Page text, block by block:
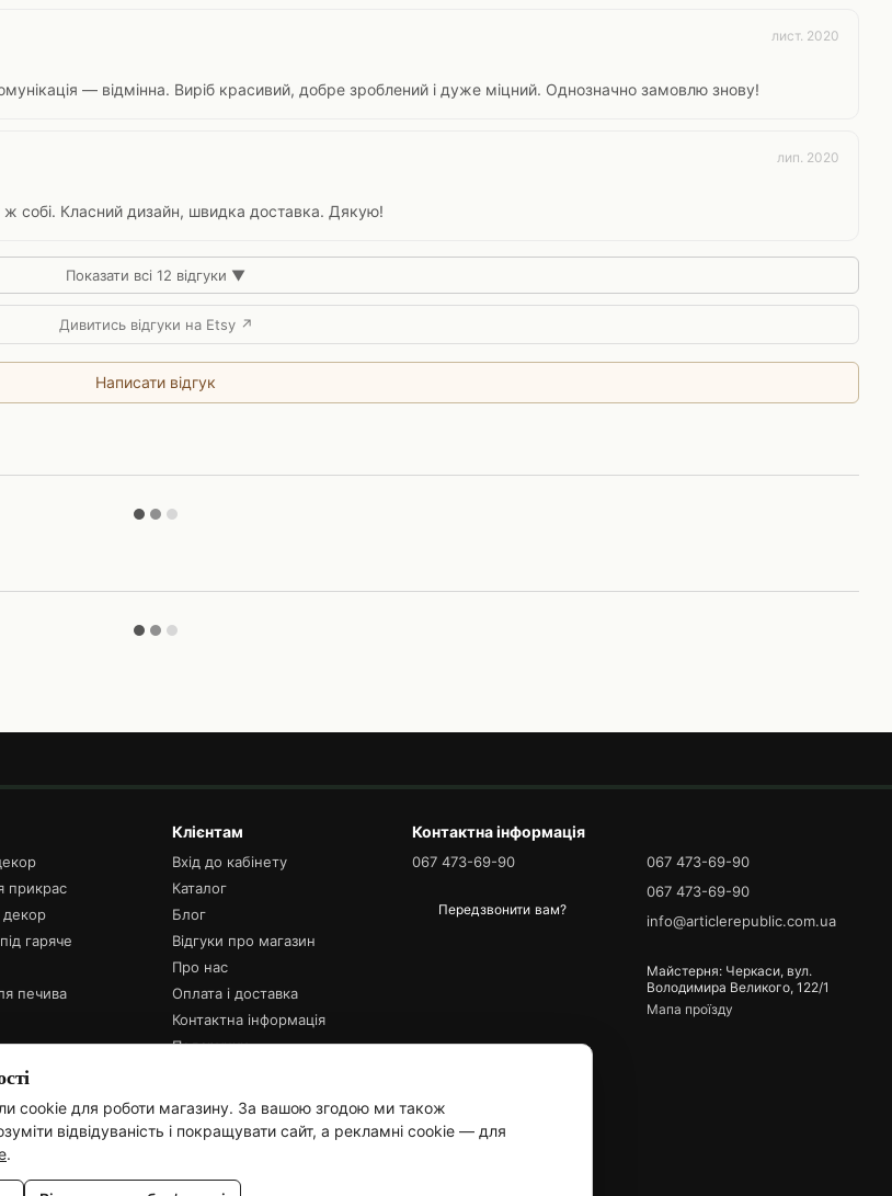
лист. 2020
— відмінна. Виріб красивий, добре зроблений і дуже міцний. Однозначно замовлю знову!
лип. 2020
собі. Класний дизайн, швидка доставка. Дякую!
Показати всі 12 відгуки ▼
Дивитись відгуки на Etsy ↗
Написати відгук
прикрас
декор
гаряче
печива
Клієнтам
Вхід до кабінету
Каталог
Блог
Відгуки про магазин
Про нас
Оплата і доставка
Контактна інформація
Подарунки
Контактна інформація
067 473-69-90
Передзвонити вам?
067 473-69-90
067 473-69-90
info@articlerepublic.com.ua
Майстерня: Черкаси, вул.
Володимира Великого, 122/1
Мапа проїзду
cookie для роботи магазину. За вашою згодою ми також
відвідуваність і покращувати сайт, а рекламні cookie — для
.